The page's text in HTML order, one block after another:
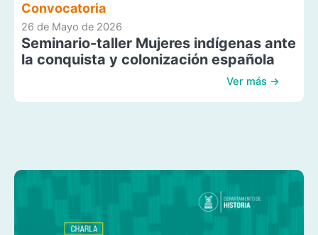
Convocatoria
26 de Mayo de 2026
Seminario-taller Mujeres indígenas ante
la conquista y colonización española
Ver más →